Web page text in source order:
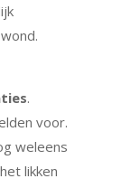
.
voor.
weleens
likken